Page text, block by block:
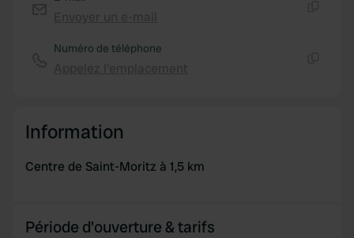
our social media, advertising and analytics partners who
Numéro de téléphone
Information
Centre de Saint-Moritz à 1,5 km
Période d'ouverture & tarifs